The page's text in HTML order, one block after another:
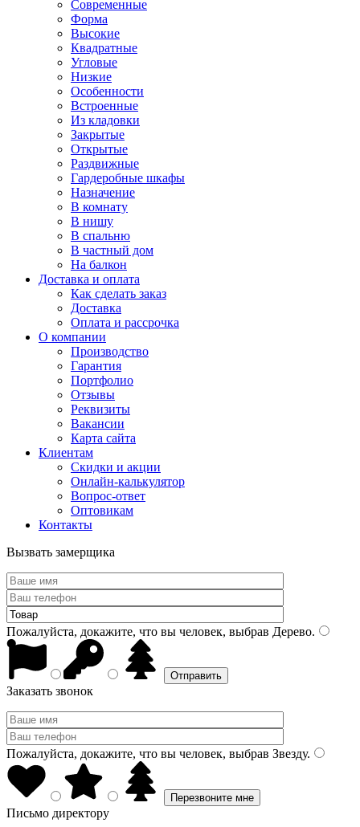
Современные
Форма
Высокие
Квадратные
Угловые
Низкие
Особенности
Встроенные
Из кладовки
Закрытые
Открытые
Раздвижные
Гардеробные шкафы
Назначение
В комнату
В нишу
В спальню
В частный дом
На балкон
Доставка и оплата
Как сделать заказ
Доставка
Оплата и рассрочка
О компании
Производство
Гарантия
Портфолио
Отзывы
Реквизиты
Вакансии
Карта сайта
Клиентам
Скидки и акции
Онлайн-калькулятор
Вопрос-ответ
Оптовикам
Контакты
Вызвать замерщика
Пожалуйста, докажите, что вы человек, выбрав Дерево.
Заказать звонок
Пожалуйста, докажите, что вы человек, выбрав Звезду.
Письмо директору